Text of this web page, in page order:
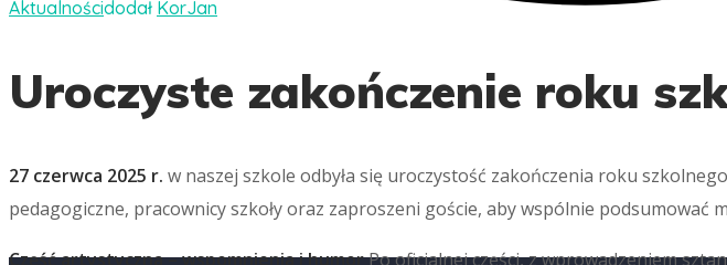
Aktualnościdodał KorJan
Uroczyste zakończenie roku
27 czerwca 2025 r. w naszej szkole odbyła się uroczystość zakończenia roku
pedagogiczne, pracownicy szkoły oraz zaproszeni goście, aby wspólnie podsumować
Część artystyczna – wspomnienia i humorPo oficjalnej części, z wprowadzeniem